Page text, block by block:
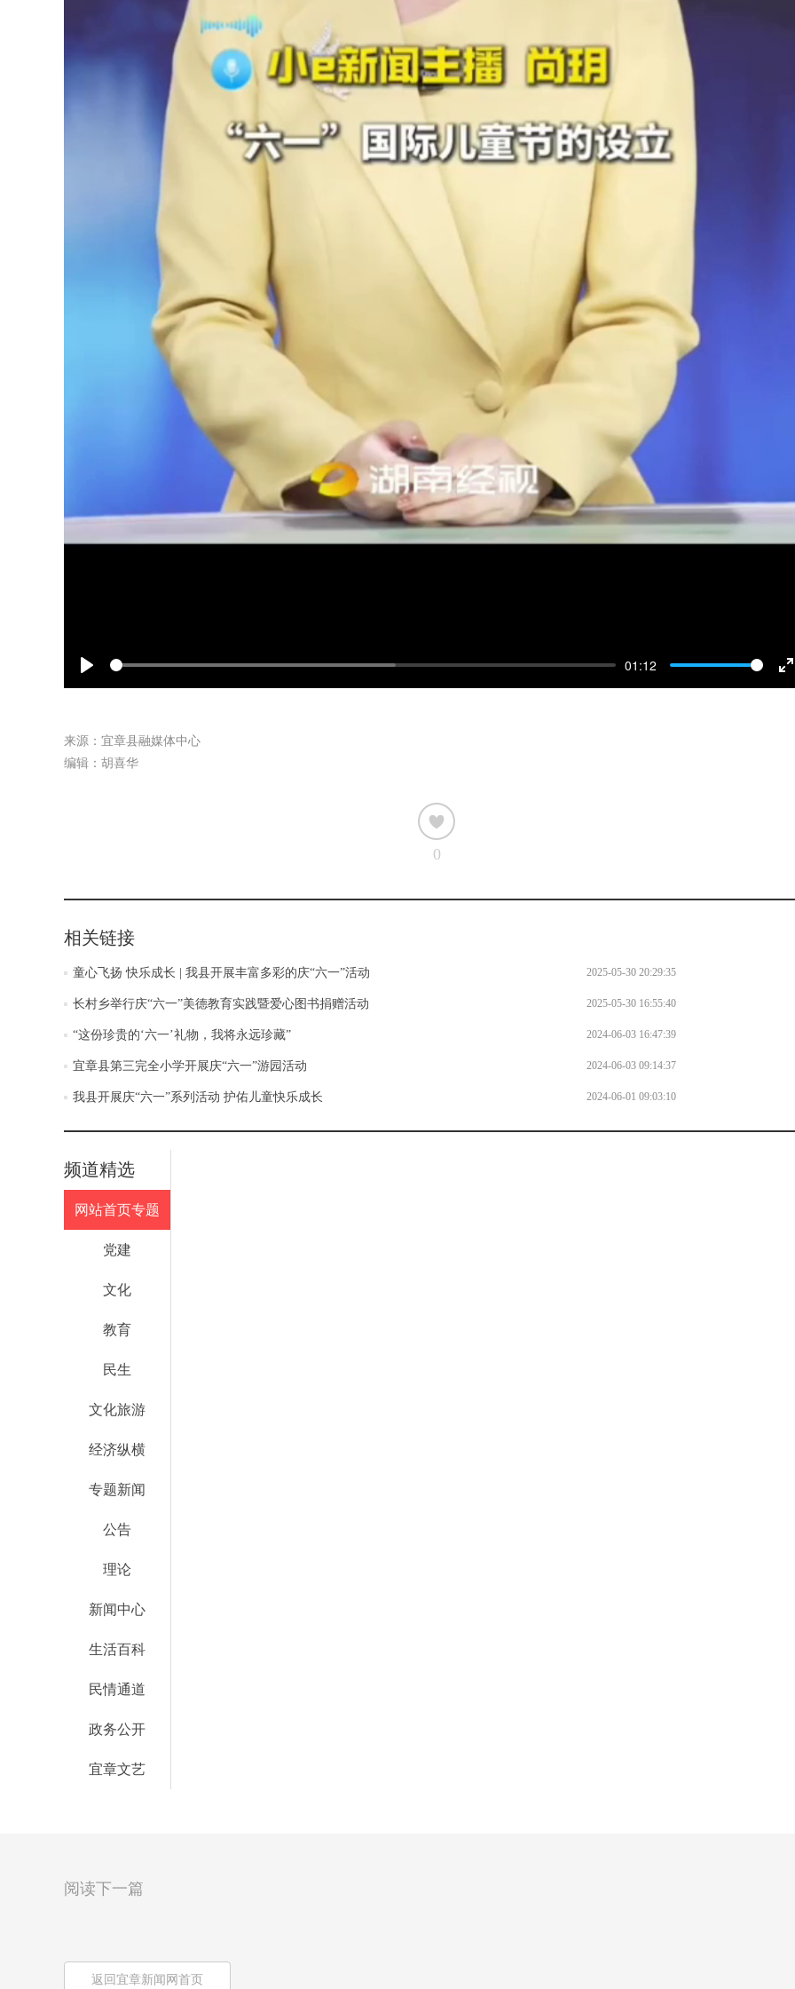
Play
01:12
来源：宜章县融媒体中心
编辑：胡喜华
0
相关链接
童心飞扬 快乐成长 | 我县开展丰富多彩的庆“六一”活动 2025-05-30 20:29:35
长村乡举行庆“六一”美德教育实践暨爱心图书捐赠活动 2025-05-30 16:55:40
“这份珍贵的‘六一’礼物，我将永远珍藏” 2024-06-03 16:47:39
宜章县第三完全小学开展庆“六一”游园活动 2024-06-03 09:14:37
我县开展庆“六一”系列活动 护佑儿童快乐成长 2024-06-01 09:03:10
频道精选
网站首页专题
党建
文化
教育
民生
文化旅游
经济纵横
专题新闻
公告
理论
新闻中心
生活百科
民情通道
政务公开
宜章文艺
阅读下一篇
返回宜章新闻网首页